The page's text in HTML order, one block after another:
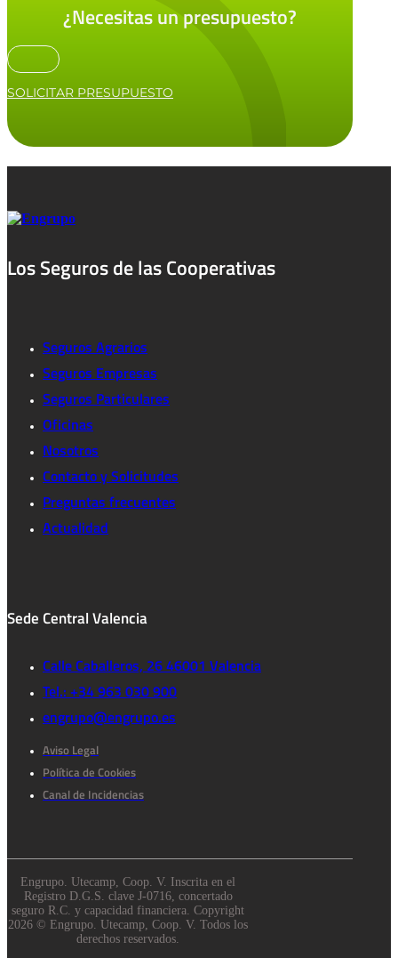
¿Necesitas un presupuesto?
SOLICITAR PRESUPUESTO
Los Seguros de las Cooperativas
Seguros Agrarios
Seguros Empresas
Seguros Particulares
Oficinas
Nosotros
Contacto y Solicitudes
Preguntas frecuentes
Actualidad
Sede Central Valencia
Calle Caballeros, 26 46001 Valencia
Tel.: +34 963 030 900
engrupo@engrupo.es
Aviso Legal
Política de Cookies
Canal de Incidencias
Engrupo. Utecamp, Coop. V. Inscrita en el
Registro D.G.S. clave J-0716, concertado
seguro R.C. y capacidad financiera. Copyright
2026 © Engrupo. Utecamp, Coop. V. Todos los
derechos reservados.